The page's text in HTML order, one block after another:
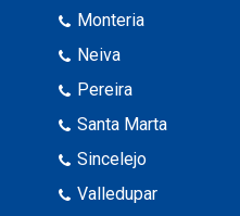
Monteria
Neiva
Pereira
Santa Marta
Sincelejo
Valledupar